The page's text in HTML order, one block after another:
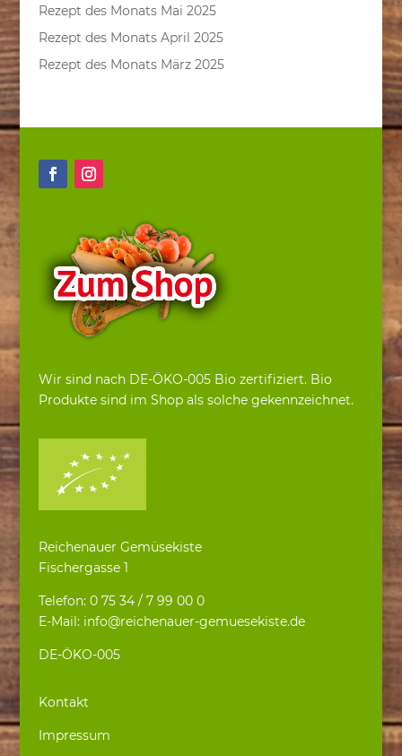
Rezept des Monats Mai 2025
Rezept des Monats April 2025
Rezept des Monats März 2025
Wir sind nach DE-ÖKO-005 Bio zertifiziert. Bio
Produkte sind im Shop als solche gekennzeichnet.
Reichenauer Gemüsekiste
Fischergasse 1
Telefon: 0 75 34 / 7 99 00 0
E-Mail: info@reichenauer-gemuesekiste.de
DE-ÖKO-005
Kontakt
Impressum